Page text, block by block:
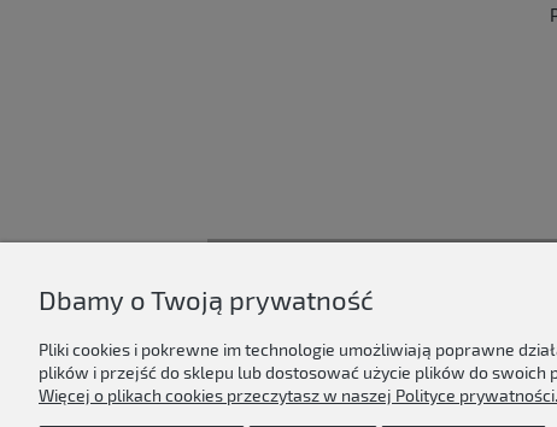
D'ART
Regulamin sklepu
Polityka prywatności & cookies
Kontakt
Dbamy o Twoją prywatność
Pliki cookies i pokrewne im technologie umożliwiają poprawne
plików i przejść do sklepu lub dostosować użycie plików do
Więcej o plikach cookies przeczytasz w naszej Polityce prywatności.